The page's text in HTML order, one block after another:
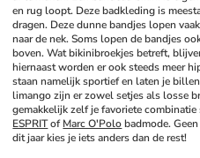
en rug loopt. Deze badkleding is
dragen. Deze dunne bandjes lopen
naar de nek. Soms lopen de bandjes
boven. Wat bikinibroekjes betreft,
hiernaast worden er ook steeds meer
staan namelijk sportief en laten je
limango zijn er zowel setjes als losse
gemakkelijk zelf je favoriete
ESPRIT of Marc O'Polo badmode.
dit jaar kies je iets anders dan de rest!